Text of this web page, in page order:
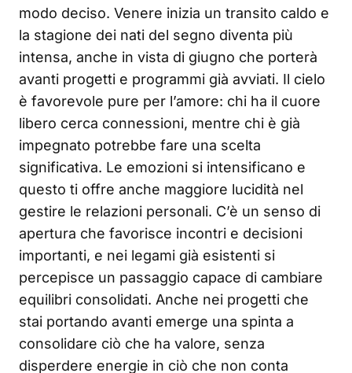
modo deciso. Venere inizia un transito caldo e
la stagione dei nati del segno diventa più
intensa, anche in vista di giugno che porterà
avanti progetti e programmi già avviati. Il cielo
è favorevole pure per l’amore: chi ha il cuore
libero cerca connessioni, mentre chi è già
impegnato potrebbe fare una scelta
significativa. Le emozioni si intensificano e
questo ti offre anche maggiore lucidità nel
gestire le relazioni personali. C’è un senso di
apertura che favorisce incontri e decisioni
importanti, e nei legami già esistenti si
percepisce un passaggio capace di cambiare
equilibri consolidati. Anche nei progetti che
stai portando avanti emerge una spinta a
consolidare ciò che ha valore, senza
disperdere energie in ciò che non conta